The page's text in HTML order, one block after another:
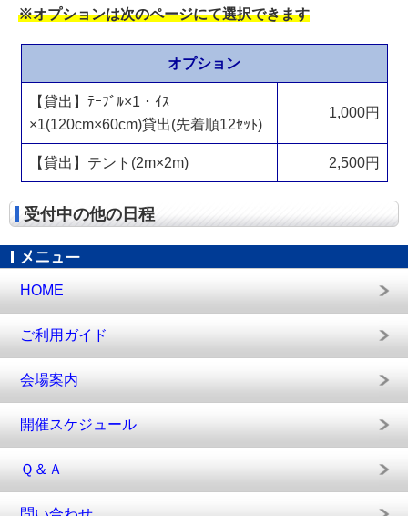
※オプションは次のページにて選択できます
オプション
【貸出】ﾃｰﾌﾞﾙ×1・ｲｽ
×1(120cm×60cm)貸出(先着順12ｾｯﾄ)
1,000円
【貸出】テント(2m×2m) 2,500円
受付中の他の日程
HOME
ご利用ガイド
会場案内
開催スケジュール
Ｑ＆Ａ